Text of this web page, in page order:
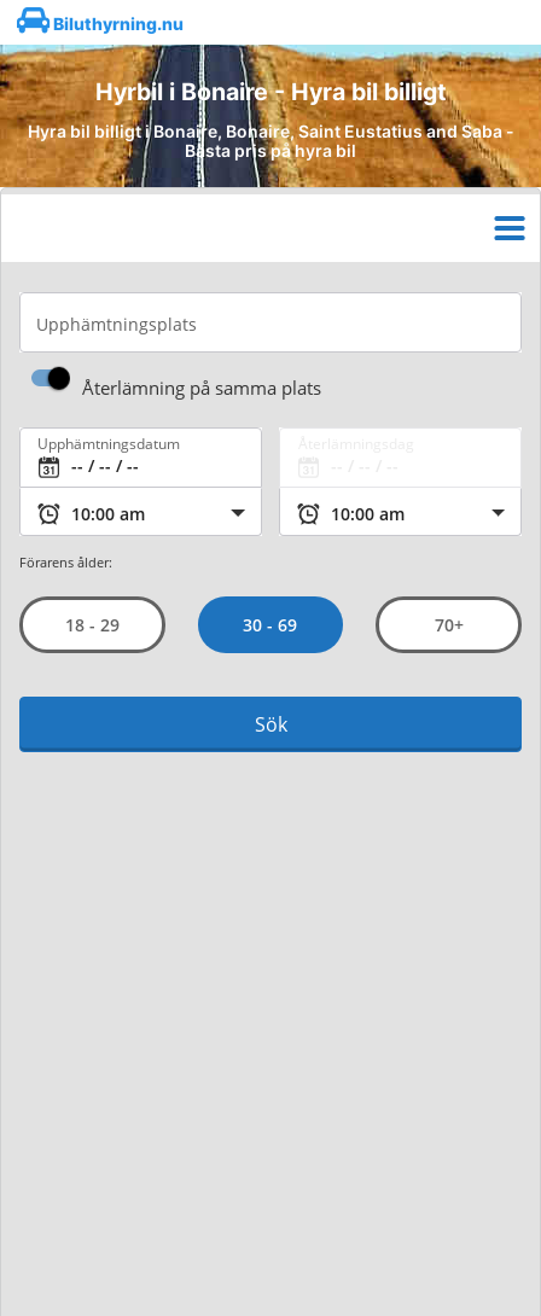
Biluthyrning.nu
Hyrbil i Bonaire - Hyra bil billigt
Hyra bil billigt i Bonaire, Bonaire, Saint Eustatius and Saba -
Bästa pris på hyra bil
Upphämtningsplats
Återlämning på samma plats
Upphämtningsdatum
Förarens ålder:
18 - 29 30 - 69 70+
Sök